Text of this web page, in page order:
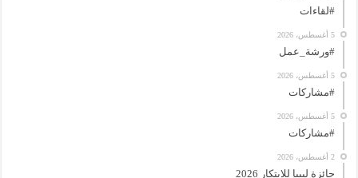
#لقاءات
5 أغسطس، 2026
#ورشة_عمل
5 أغسطس، 2026
#مشاركات
5 أغسطس، 2026
#مشاركات
2 أغسطس، 2026
جائزة ليبيا للابتكار 2026